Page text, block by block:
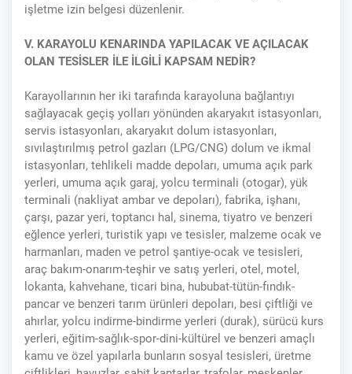
işletme izin belgesi düzenlenir.
V. KARAYOLU KENARINDA YAPILACAK VE AÇILACAK
OLAN TESİSLER İLE İLGİLİ KAPSAM NEDİR?
Karayollarının her iki tarafında karayoluna bağlantıyı
sağlayacak geçiş yolları yönünden akaryakıt istasyonları,
servis istasyonları, akaryakıt dolum istasyonları,
sıvılaştırılmış petrol gazları (LPG/CNG) dolum ve ikmal
istasyonları, tehlikeli madde depoları, umuma açık park
yerleri, umuma açık garaj, yolcu terminali (otogar), yük
terminali (nakliyat ambar ve depoları), fabrika, işhanı,
çarşı, pazar yeri, toptancı hal, sinema, tiyatro ve benzeri
eğlence yerleri, turistik yapı ve tesisler, malzeme ocak ve
harmanları, maden ve petrol şantiye-ocak ve tesisleri,
araç bakım-onarım-teşhir ve satış yerleri, otel, motel,
lokanta, kahvehane, ticari bina, hububat-tütün-fındık-
pancar ve benzeri tarım ürünleri depoları, besi çiftliği ve
ahırlar, yolcu indirme-bindirme yerleri (durak), sürücü kurs
yerleri, eğitim-sağlık-spor-dini-kültürel ve benzeri amaçlı
kamu ve özel yapılarla bunların sosyal tesisleri, üretme